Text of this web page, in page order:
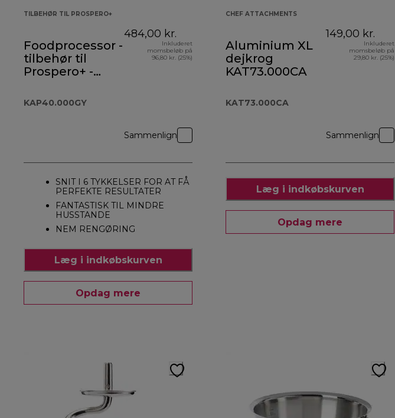
TILBEHØR TIL PROSPERO+
Foodprocessor -
tilbehør til
Prospero+ -
KAP40.000GY
484,00 kr.
Inkluderet
momsbeløb på
96,80 kr. (25%)
Sammenlign
SNIT I 6 TYKKELSER FOR AT FÅ
PERFEKTE RESULTATER
FANTASTISK TIL MINDRE
HUSSTANDE
NEM RENGØRING
Læg i indkøbskurven
Opdag mere
CHEF ATTACHMENTS
Aluminium XL
dejkrog
KAT73.000CA
KAT73.000CA
149,00 kr.
Inkluderet
momsbeløb på
29,80 kr. (25%)
Sammenlign
Læg i indkøbskurven
Opdag mere